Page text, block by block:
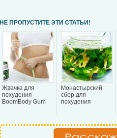
НЕ ПРОПУСТИТЕ ЭТИ СТАТЬИ!
Жвачка для
похудения
BoomBody Gum
Монастырский
сбор для
похудения